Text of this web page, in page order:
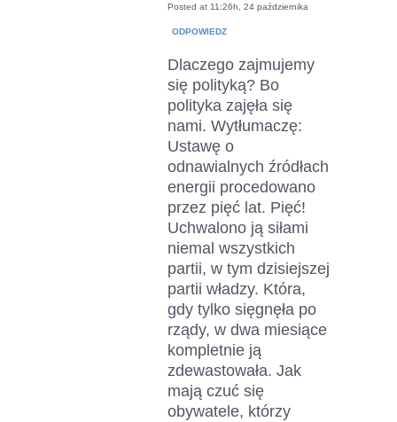
Posted at 11:26h, 24 października
ODPOWIEDZ
Dlaczego zajmujemy
się polityką? Bo
polityka zajęła się
nami. Wytłumaczę:
Ustawę o
odnawialnych źródłach
energii procedowano
przez pięć lat. Pięć!
Uchwalono ją siłami
niemal wszystkich
partii, w tym dzisiejszej
partii władzy. Która,
gdy tylko sięgnęła po
rządy, w dwa miesiące
kompletnie ją
zdewastowała. Jak
mają czuć się
obywatele, którzy